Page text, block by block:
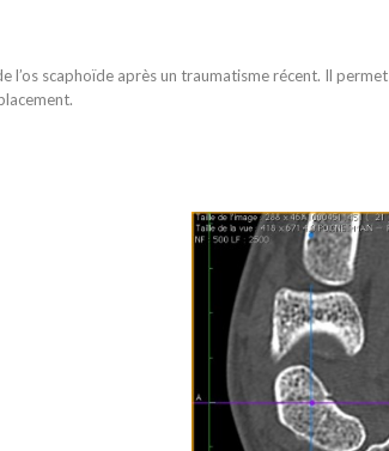
l’os scaphoïde après un traumatisme récent. Il permet